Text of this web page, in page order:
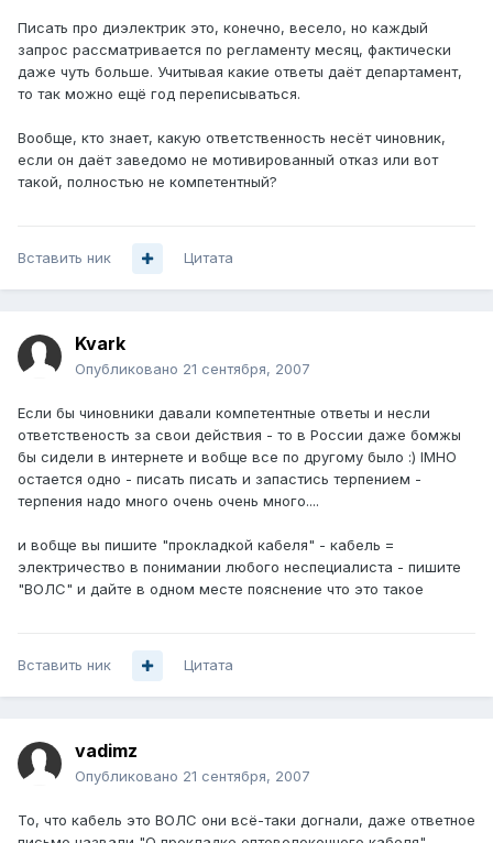
Писать про диэлектрик это, конечно, весело, но каждый
запрос рассматривается по регламенту месяц, фактически
даже чуть больше. Учитывая какие ответы даёт департамент,
то так можно ещё год переписываться.
Вообще, кто знает, какую ответственность несёт чиновник,
если он даёт заведомо не мотивированный отказ или вот
такой, полностью не компетентный?
Вставить ник Цитата
Kvark
Опубликовано 21 сентября, 2007
Если бы чиновники давали компетентные ответы и несли
ответственость за свои действия - то в России даже бомжы
бы сидели в интернете и вобще все по другому было :) IMHO
остается одно - писать писать и запастись терпением -
терпения надо много очень очень много....
и вобще вы пишите "прокладкой кабеля" - кабель =
электричество в понимании любого неспециалиста - пишите
"ВОЛС" и дайте в одном месте пояснение что это такое
Вставить ник Цитата
vadimz
Опубликовано 21 сентября, 2007
То, что кабель это ВОЛС они всё-таки догнали, даже ответное